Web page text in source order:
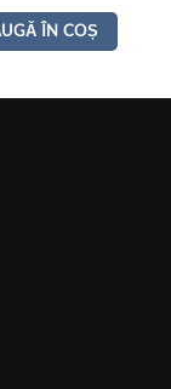
ÎN COȘ